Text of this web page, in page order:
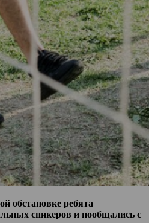
обстановке ребята
спикеров и пообщались с